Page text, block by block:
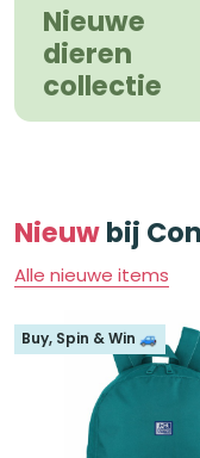
Nieuwe
dieren
collectie
Nieuwbij
Alle nieuwe items
Buy, Spin & Win 🚙